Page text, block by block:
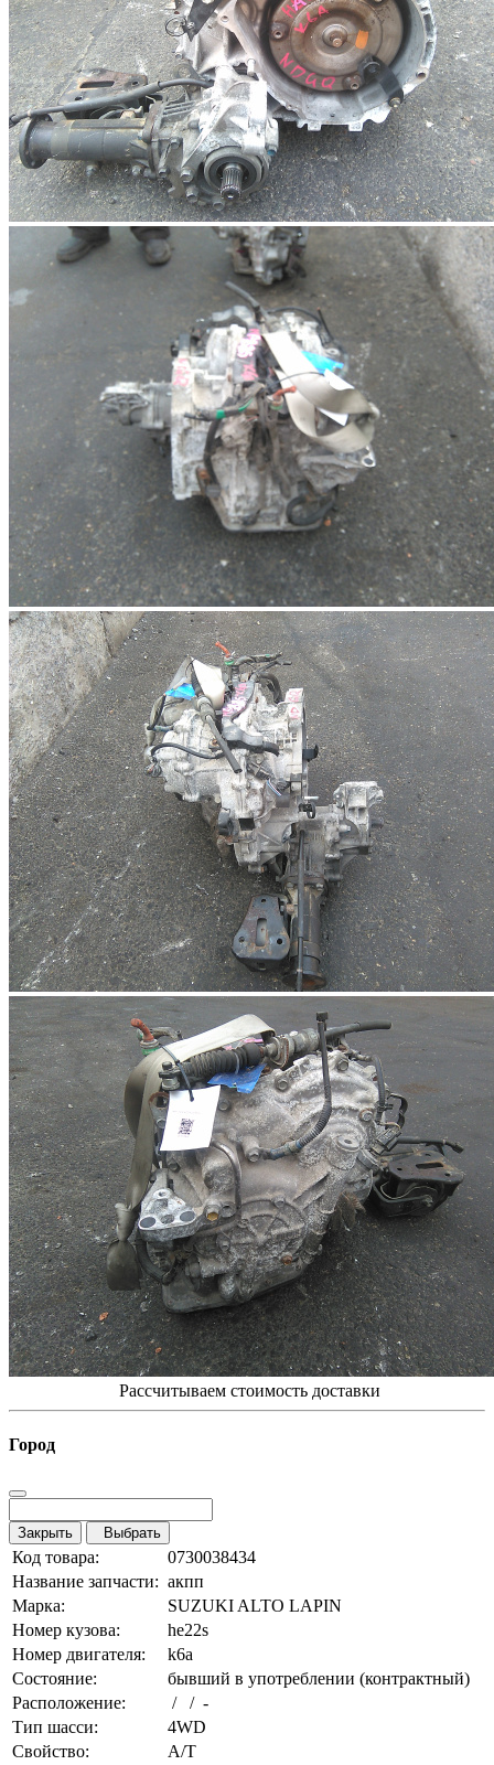
Рассчитываем стоимость доставки
Город
Закрыть Выбрать
Код товара:
0730038434
Название запчасти: акпп
Марка:
SUZUKI ALTO LAPIN
Номер кузова:
he22s
Номер двигателя:
k6a
Состояние:
бывший в употреблении (контрактный)
Расположение:
/ / -
Тип шасси:
4WD
Свойство:
A/T